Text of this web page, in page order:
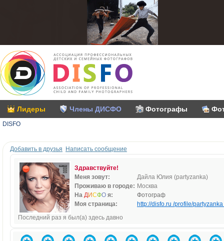
Лидеры Члены ДИСФО Фотографы
DISFO
Добавить в друзья Написать сообщение
Здравствуйте!
Меня зовут:
Дайла Юлия (partyzanka)
Проживаю в городе: Москва
На ДИСФО я:
Фотограф
Моя страница:
http://disfo.ru /profile/partyzanka
Последний раз я был(а) здесь давно